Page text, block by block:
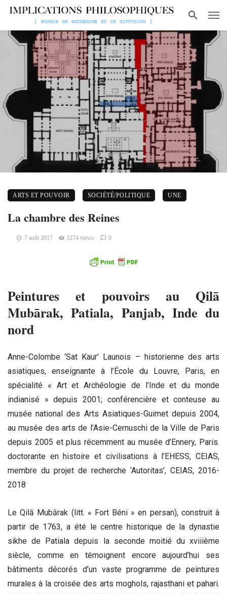
ARTS ET POUVOIR SOCIÉTÉ/POLITIQUE UNE
La chambre des Reines
7 août 2017 3274 views 0
Peintures et pouvoirs au Qilā
Mubārak, Patiala, Panjab, Inde du
nord
Anne-Colombe ‘Sat Kaur’ Launois – historienne des arts
asiatiques, enseignante à l’École du Louvre, Paris, en
spécialité « Art et Archéologie de l’Inde et du monde
indianisé » depuis 2001; conférencière et conteuse au
musée national des Arts Asiatiques-Guimet depuis 2004,
au musée des arts de l’Asie-Cernuschi de la Ville de Paris
depuis 2005 et plus récemment au musée d’Ennery, Paris.
doctorante en histoire et civilisations à l’EHESS, CEIAS,
membre du projet de recherche ‘Autoritas’, CEIAS, 2016-
2018
Le Qilā Mubārak (litt. « Fort Béni » en persan), construit à
partir de 1763, a été le centre historique de la dynastie
sikhe de Patiala depuis la seconde moitié du xviiième
siècle, comme en témoignent encore aujourd’hui ses
bâtiments décorés d’un vaste programme de peintures
murales à la croisée des arts moghols, rajasthani et pahari.